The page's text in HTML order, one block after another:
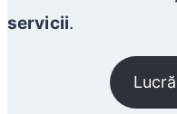
servicii.